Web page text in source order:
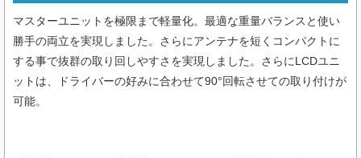
マスターユニットを極限まで軽量化。最適な重量バランスと使い
勝手の両立を実現しました。さらにアンテナを短くコンパクトに
する事で抜群の取り回しやすさを実現しました。さらにLCDユニ
ットは、ドライバーの好みに合わせて90°回転させての取り付けが
可能。